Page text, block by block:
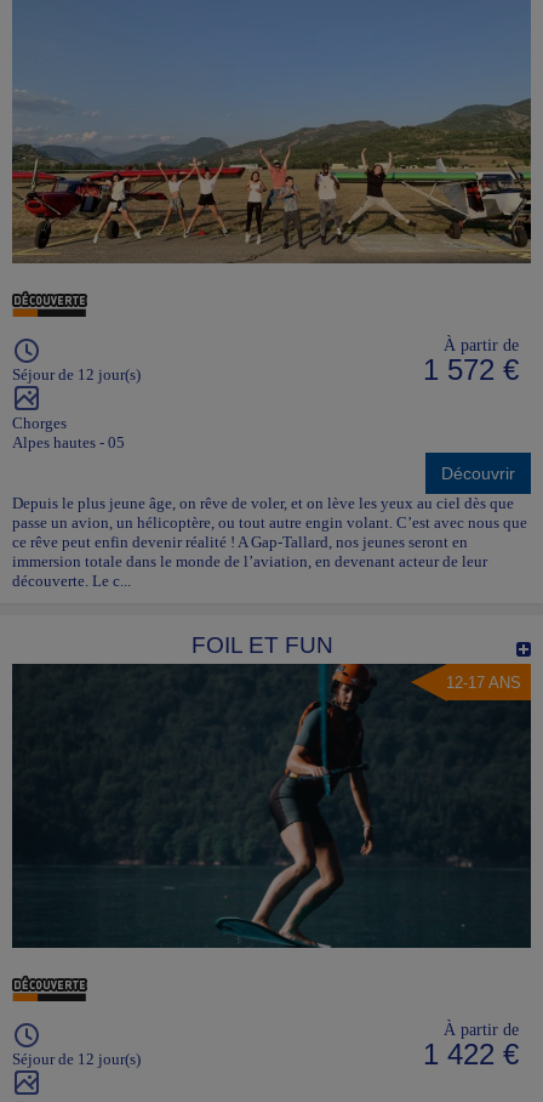
Séjour de 12 jour(s)
Chorges
Alpes hautes - 05
À partir de
1 572 €
Découvrir
Depuis le plus jeune âge, on rêve de voler, et on lève les yeux au ciel dès que
passe un avion, un hélicoptère, ou tout autre engin volant. C’est avec nous que
ce rêve peut enfin devenir réalité ! A Gap-Tallard, nos jeunes seront en
immersion totale dans le monde de l’aviation, en devenant acteur de leur
découverte. Le c...
FOIL ET FUN
12-17 ANS
Séjour de 12 jour(s)
À partir de
1 422 €